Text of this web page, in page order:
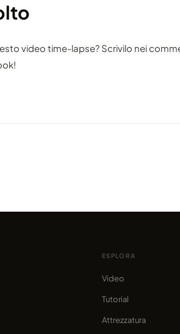
video time-lapse? Scrivilo nei
ESPLORA
Video
Tutorial
Attrezzatura